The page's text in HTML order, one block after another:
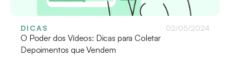
DICAS 02/05/2024
O Poder dos Vídeos: Dicas para Coletar
Depoimentos que Vendem